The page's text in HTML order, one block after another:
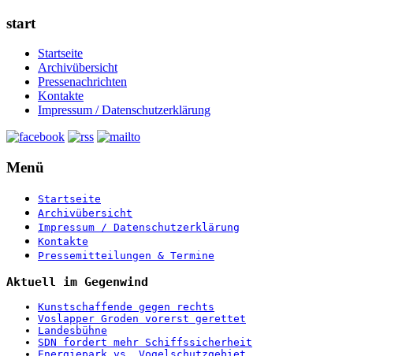
start
Startseite
Archivübersicht
Pressenachrichten
Kontakte
Impressum / Datenschutzerklärung
Menü
Startseite
Archivübersicht
Impressum / Datenschutzerklärung
Kontakte
Pressemitteilungen & Termine
Aktuell im Gegenwind
Kunstschaffende gegen rechts
Voslapper Groden vorerst gerettet
Landesbühne
SDN fordert mehr Schiffssicherheit